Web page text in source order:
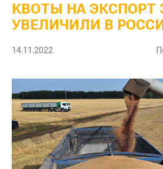
КВОТЫ НА ЭКСПОРТ
УВЕЛИЧИЛИ В
14.11.2022